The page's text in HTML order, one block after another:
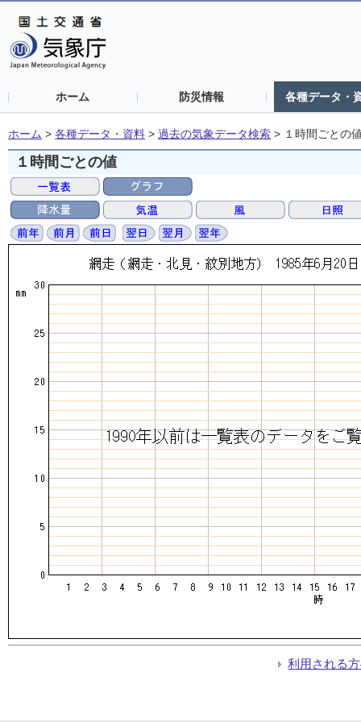
ホーム 防災情報 各種データ・
ホーム > 各種データ・資料 > 過去の気象データ検索 > １時間ごとの
１時間ごとの値
利用される